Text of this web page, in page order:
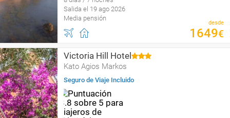
Salida el 19 ago 2026
Media pensión
desde
1649€
Victoria Hill Hotel
Kato Agios Markos
Seguro de Viaje Incluido